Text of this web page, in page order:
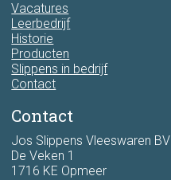
Vacatures
Leerbedrijf
Historie
Producten
Slippens in bedrijf
Contact
Contact
Jos Slippens Vleeswaren BV
De Veken 1
1716 KE Opmeer